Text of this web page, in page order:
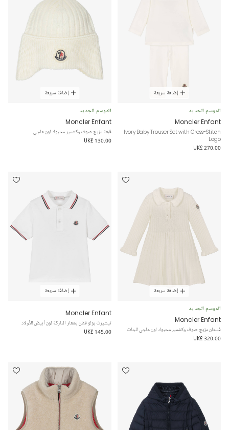
إضافة سريعة
الموسم الجديد
Moncler Enfant
Ivory Baby Trouser Set with Cross-Stitch
Logo
UK£ 270.00
إضافة سريعة
الموسم الجديد
Moncler Enfant
قبعة مزيج صوف وكشمير محبوك لون عاجي
UK£ 130.00
إضافة سريعة
الموسم الجديد
Moncler Enfant
فستان مزيج صوف وكشمير محبوك لون عاجي للبنات
UK£ 320.00
إضافة سريعة
Moncler Enfant
تيشيرت بولو قطن بشعار الماركة لون أبيض للأولاد
UK£ 145.00